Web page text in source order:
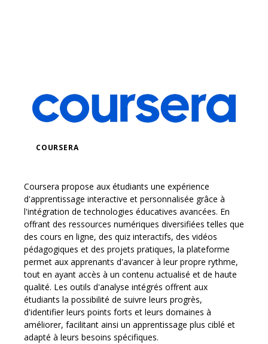
COURSERA
Coursera propose aux étudiants une expérience
d'apprentissage interactive et personnalisée grâce à
l'intégration de technologies éducatives avancées. En
offrant des ressources numériques diversifiées telles que
des cours en ligne, des quiz interactifs, des vidéos
pédagogiques et des projets pratiques, la plateforme
permet aux apprenants d'avancer à leur propre rythme,
tout en ayant accès à un contenu actualisé et de haute
qualité. Les outils d'analyse intégrés offrent aux
étudiants la possibilité de suivre leurs progrès,
d'identifier leurs points forts et leurs domaines à
améliorer, facilitant ainsi un apprentissage plus ciblé et
adapté à leurs besoins spécifiques.